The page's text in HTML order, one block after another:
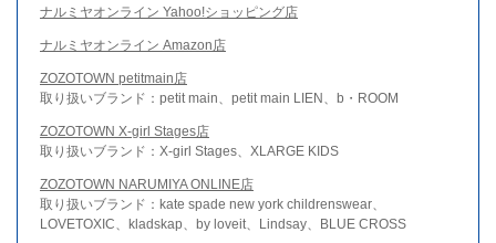
ナルミヤオンライン Yahoo!ショッピング店
ナルミヤオンライン Amazon店
ZOZOTOWN petitmain店
取り扱いブランド：petit main、petit main LIEN、b・ROOM
ZOZOTOWN X-girl Stages店
取り扱いブランド：X-girl Stages、XLARGE KIDS
ZOZOTOWN NARUMIYA ONLINE店
取り扱いブランド：kate spade new york childrenswear、
LOVETOXIC、kladskap、by loveit、Lindsay、BLUE CROSS